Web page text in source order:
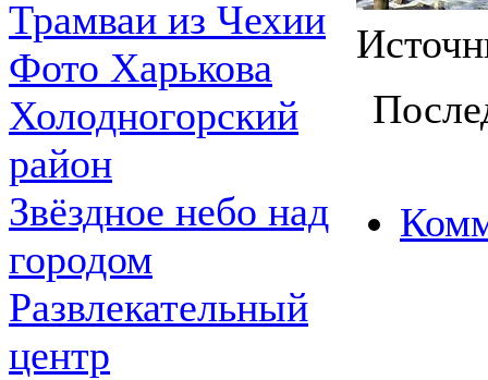
Трамваи из Чехии
Фото Харькова
Холодногорский
район
Звёздное небо над
городом
Развлекательный
центр